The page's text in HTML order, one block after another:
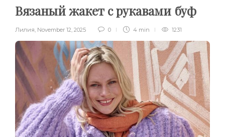
Вязаный жакет с рукавами буф
Лилия, November 12, 2025 0 4 min 1231